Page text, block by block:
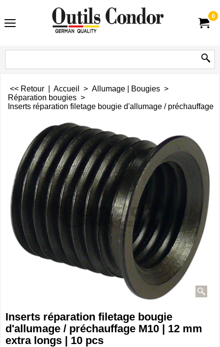
0
<< Retour Accueil > Allumage | Bougies >
Réparation bougies >
Inserts réparation filetage bougie d'allumage / préchauffage
Inserts réparation filetage bougie
d'allumage / préchauffage M10 | 12 mm
extra longs | 10 pcs